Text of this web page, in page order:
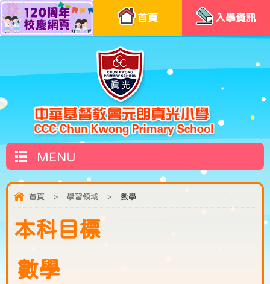
首頁 入學資訊
MENU
首頁 > 學習領域 > 數學
本科目標
數學